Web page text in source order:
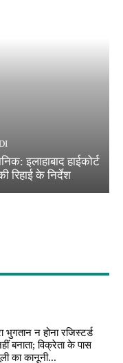
इलाहाबाद हाईकोर्ट
रिहाई के निर्देश
भुगतान न होना रजिस्टर्ड
बनाता; विक्रेता के पास
का कानूनी...